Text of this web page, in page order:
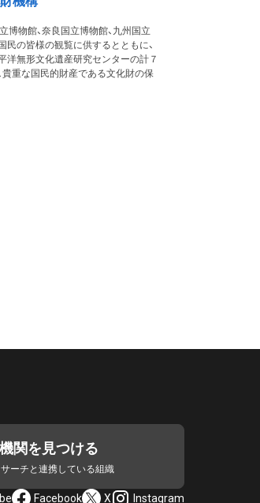
博物館、奈良国立博物館、九州国立
民の皆様の観覧に供するとともに、
洋無形文化遺産研究センターの計７
重な国民的財産である文化財の保
関を見つける
ーチと連携している組織
Facebook X Instagram